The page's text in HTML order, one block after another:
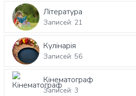
Література
Записей: 21
Кулінарія
Записей: 56
Кінематограф
Записей: 3